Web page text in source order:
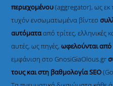
περιεχομένου(aggregator), ως εκ
τυχόν ενσωματωμένα βίντεο
αυτόματααπό τρίτες, ελληνικές
αυτές, ως πηγές,ωφελούνται
εμφάνιση στο GnosiGiaOlous.gr
τους και στη βαθμολογία SEO